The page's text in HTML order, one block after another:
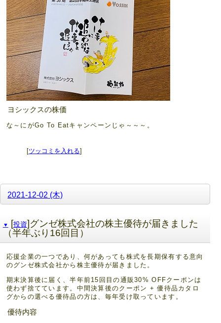
ヨシックスの株価
な～にがGo To Eatキャンペーンじゃ～～～。
[ツッコミを入れる]
2021-12-02 (木)
▼ [投資]グンゼ株式会社の株主優待が届きました
（半年ぶり16回目）
応援企業の一つであり、何があっても株式を長期保有する意向
のグンゼ株式会社から株主優待が届きました。
期末決算後に届く、半年前15回目の通販30% OFFクーポンは
使わず捨てています。中間決算後のクーポン + 優待品カタロ
グからの選べる優待品の方は、毎年受け取っています。
優待内容